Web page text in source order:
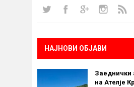
НАЈНОВИ ОБЈАВИ
Заеднички
на Ателје